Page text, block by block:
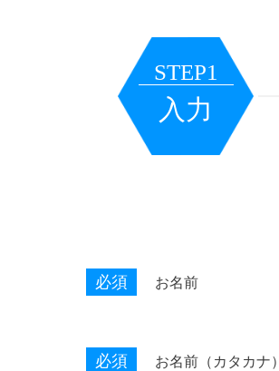
STEP1
入力
必須 お名前
必須 お名前（カタカナ）